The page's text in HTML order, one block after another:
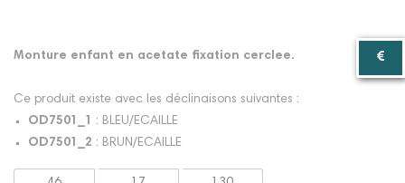
Monture enfant en acetate fixation cerclee.
Ce produit existe avec les déclinaisons suivantes :
OD7501_1 : BLEU/ECAILLE
OD7501_2 : BRUN/ECAILLE